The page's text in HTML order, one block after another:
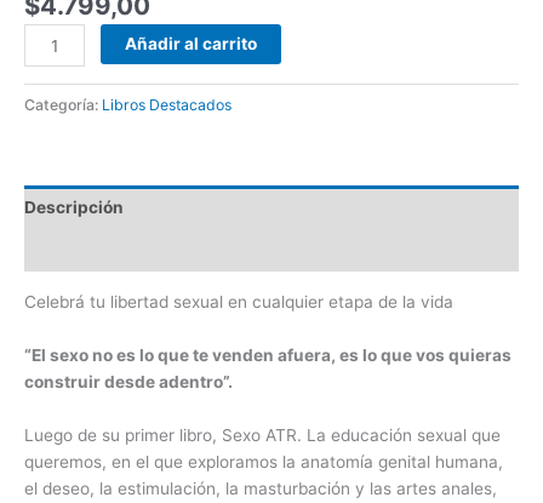
con
3.25de
5 en
base a
valoraciones
de
clientes
Añadir al carrito
Categoría: Libros Destacados
Descripción
Celebrá tu libertad sexual en cualquier etapa de la vida
“El sexo no es lo que te venden afuera, es lo que vos quieras
construir desde adentro”.
Luego de su primer libro, Sexo ATR. La educación sexual que
queremos, en el que exploramos la anatomía genital humana,
el deseo, la estimulación, la masturbación y las artes anales,